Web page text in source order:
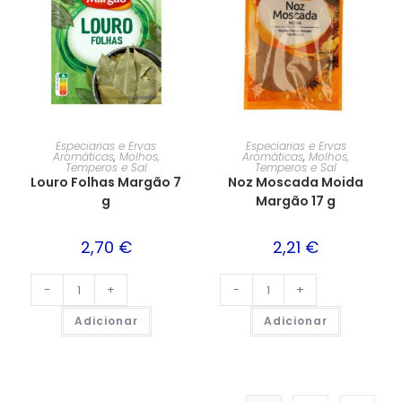
Especiarias e Ervas
Aromáticas, Molhos,
Temperos e Sal
Louro Folhas Margão 7
g
2,70 €
- +
Adicionar
Especiarias e Ervas
Aromáticas,Molhos,
Temperos e Sal
Noz Moscada Moida
Margão 17 g
2,21 €
- +
Adicionar